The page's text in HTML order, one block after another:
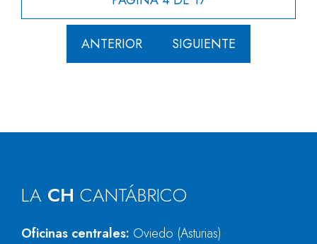
ANTERIOR SIGUIENTE
LA CH CANTÁBRICO
Oficinas centrales: Oviedo (Asturias)